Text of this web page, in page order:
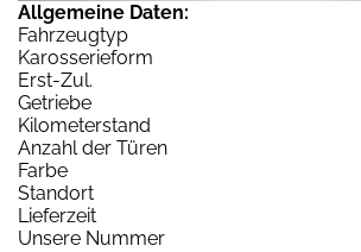
Allgemeine Daten:
Fahrzeugtyp
Karosserieform
Erst-Zul.
Getriebe
Kilometerstand
Anzahl der Türen
Farbe
Standort
Lieferzeit
Unsere Nummer